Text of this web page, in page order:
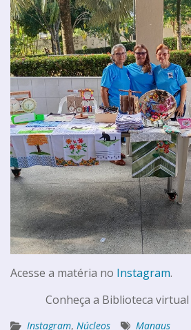
Acesse a matéria no Instagram.
Conheça a Biblioteca virtual
Instagram, Núcleos Manaus